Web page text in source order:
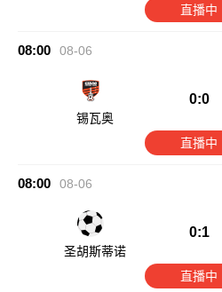
直播中
08:00 08-06
锡瓦奥
0:0
直播中
08:00 08-06
圣胡斯蒂诺
0:1
直播中